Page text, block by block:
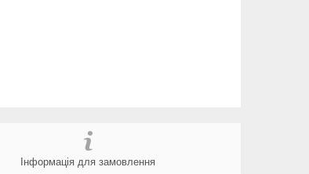
Інформація для замовлення